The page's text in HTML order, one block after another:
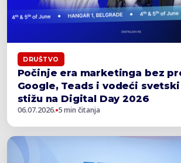
DRUŠTVO
Počinje era marketinga bez
Google, Teads i vodeći
stižu na Digital Day 2026
06.07.2026. 5 min čitanja